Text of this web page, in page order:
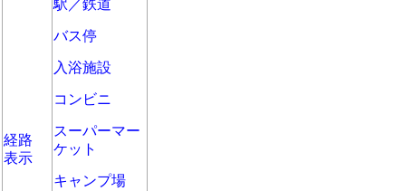
経路
表示
駅／鉄道
バス停
入浴施設
コンビニ
スーパーマー
ケット
キャンプ場